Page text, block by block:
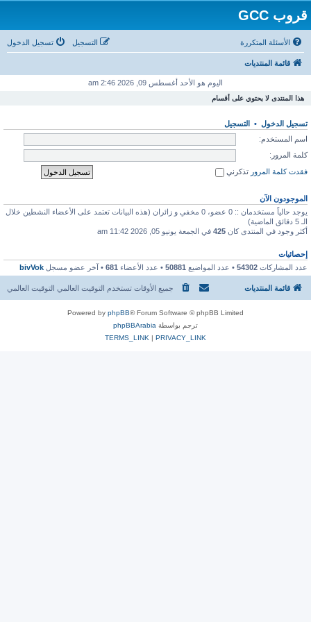
قروب GCC
الأسئلة المتكررة تسجيل الدخول التسجيل
قائمة المنتديات
اليوم هو الأحد أغسطس 09, 2026 2:46 am
هذا المنتدى لا يحتوي على أقسام
تسجيل الدخول • التسجيل
اسم المستخدم:
كلمة المرور:
فقدت كلمة المرور تذكرني
الموجودون الآن
يوجد حالياً مستخدمان :: 0 عضو، 0 مخفي و زائران (هذه البيانات تعتمد على الأعضاء النشطين خلال
الـ 5 دقائق الماضية)
أكثر وجود في المنتدى كان 425 في الجمعة يونيو 05, 2026 11:42 am
إحصائيات
عدد المشاركات 54302 • عدد المواضيع 50881 • عدد الأعضاء 681 • آخر عضو مسجل bivVok
قائمة المنتديات جميع الأوقات تستخدم التوقيت العالمي التوقيت العالمي
Powered by phpBB® Forum Software © phpBB Limited
ترجم بواسطة phpBBArabia
PRIVACY_LINK
|
TERMS_LINK